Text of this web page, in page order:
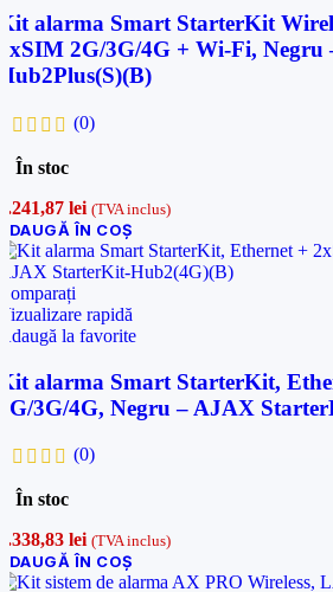
alarma Smart StarterKit
2G/3G/4G + Wi-Fi,
(0)
În stoc
lei (TVA inclus)
ÎN COȘ
rapidă
la favorite
alarma Smart StarterKit,
3G/4G, Negru – AJAX
(0)
În stoc
lei (TVA inclus)
ÎN COȘ